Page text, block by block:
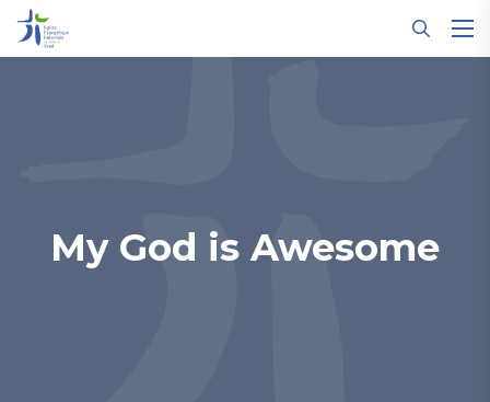
My God is Awesome
Panneau de gestion des cookies